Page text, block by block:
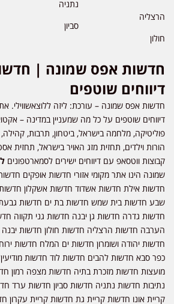
הרצליה
חולון
נתניה
סביון
דיווחים שוטפים
חדשות אפס שמונה – עורכת: ליזה ללוצאשווילי.
דיווחים שוטפים על כל מה שמעניין במדינה –
פוליטיקה, מלחמה בישראל, ביטחון, תרבות,
הורות וילדים, תחזית מזג האויר בישראל, תחזית
קבוצות ווטסאפ עם דיווחים ישירים לסמארטפונים
שמונה הינו אתר מקומי אזורי חדשות אופקים
חדשות אילת חדשות אשדוד חדשות אשקלון
שבע חדשות בית שמש חדשות בת ים חדשות
חדשות גדרה חדשות גן יבנה חדשות גני תקווה
הערבה חדשות הרצליה חדשות חולון חדשות יבנה
חדשות יהודה ושומרון חדשות ים המלח חדשות
כפר סבא חדשות להבים חדשות לוד חדשות
מועצות חדשות מזכרת בתיה חדשות מצפה רמון
נתיבות חדשות נתניה חדשות סביון חדשות ערד
קריית אונו חדשות קריית גת חדשות קריית עקרון